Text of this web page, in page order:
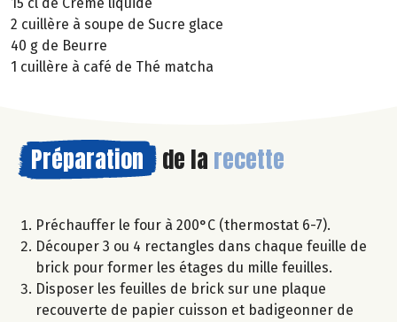
15 cl de Crème liquide
2 cuillère à soupe de Sucre glace
40 g de Beurre
1 cuillère à café de Thé matcha
Préparation de la recette
Préchauffer le four à 200°C (thermostat 6-7).
Découper 3 ou 4 rectangles dans chaque feuille de
brick pour former les étages du mille feuilles.
Disposer les feuilles de brick sur une plaque
recouverte de papier cuisson et badigeonner de